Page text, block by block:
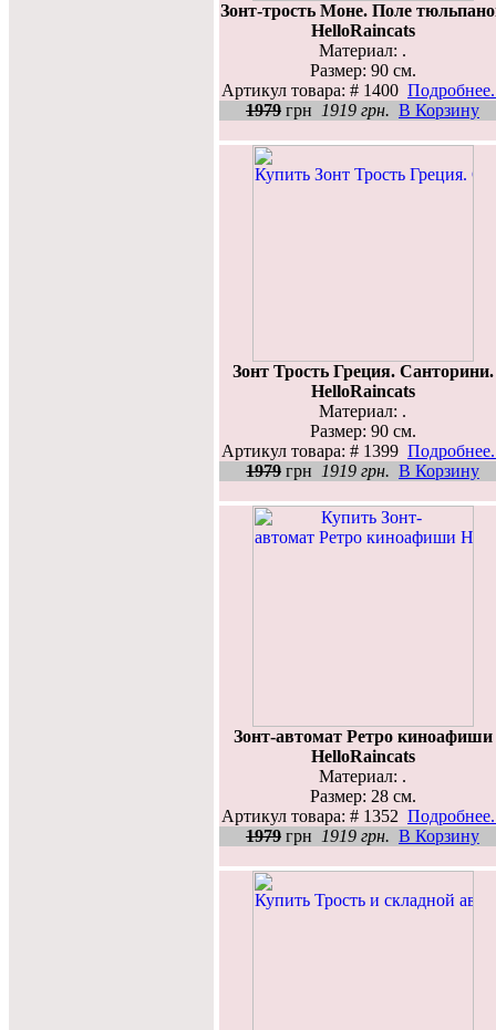
Зонт-трость Моне. Поле
HelloRaincats
Материал: .
Размер: 90 см.
Артикул товара: # 1400
1979 грн 1919 грн. В Корзину
Зонт Трость Греция. Санторини.
HelloRaincats
Материал: .
Размер: 90 см.
Артикул товара: # 1399
1979 грн 1919 грн. В Корзину
Зонт-автомат Ретро киноафиши
HelloRaincats
Материал: .
Размер: 28 см.
Артикул товара: # 1352
1979 грн 1919 грн. В Корзину